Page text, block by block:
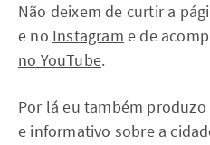
Não deixem de curtir a
e no Instagram e de
no YouTube.
Por lá eu também
e informativo sobre a